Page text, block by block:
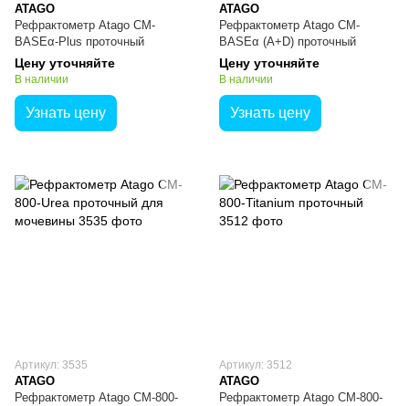
ATAGO
Рефрактометр Atago CM-
BASEα-Plus проточный
Цену уточняйте
В наличии
Узнать цену
ATAGO
Рефрактометр Atago CM-
BASEα (A+D) проточный
Цену уточняйте
В наличии
Узнать цену
Артикул: 3535
ATAGO
Рефрактометр Atago CM-800-
Артикул: 3512
ATAGO
Рефрактометр Atago CM-800-